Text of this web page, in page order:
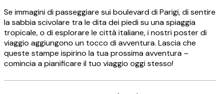
Se immagini di passeggiare sui boulevard di Parigi, di sentire
la sabbia scivolare tra le dita dei piedi su una spiaggia
tropicale, o di esplorare le città italiane, i nostri poster di
viaggio aggiungono un tocco di avventura. Lascia che
queste stampe ispirino la tua prossima avventura –
comincia a pianificare il tuo viaggio oggi stesso!